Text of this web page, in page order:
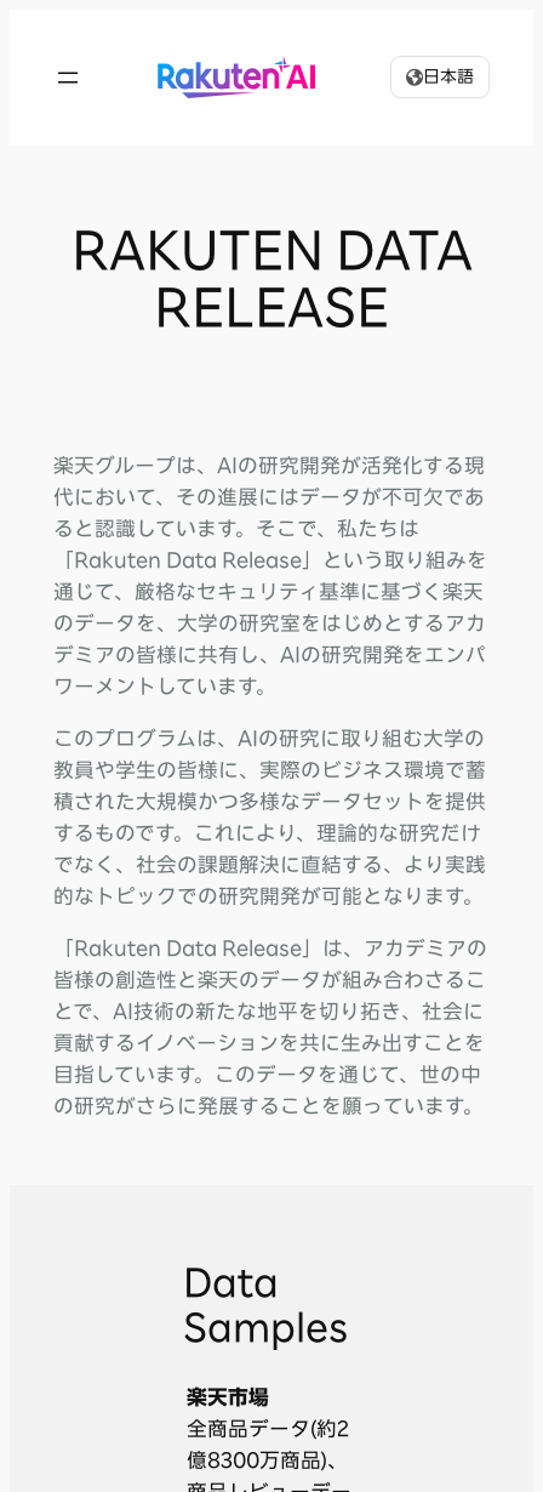
日本語
RAKUTEN DATA
RELEASE
楽天グループは、AIの研究開発が活発化する現
代において、その進展にはデータが不可欠であ
ると認識しています。そこで、私たちは
「Rakuten Data Release」という取り組みを
通じて、厳格なセキュリティ基準に基づく楽天
のデータを、大学の研究室をはじめとするアカ
デミアの皆様に共有し、AIの研究開発をエンパ
ワーメントしています。
このプログラムは、AIの研究に取り組む大学の
教員や学生の皆様に、実際のビジネス環境で蓄
積された大規模かつ多様なデータセットを提供
するものです。これにより、理論的な研究だけ
でなく、社会の課題解決に直結する、より実践
的なトピックでの研究開発が可能となります。
「Rakuten Data Release」は、アカデミアの
皆様の創造性と楽天のデータが組み合わさるこ
とで、AI技術の新たな地平を切り拓き、社会に
貢献するイノベーションを共に生み出すことを
目指しています。このデータを通じて、世の中
の研究がさらに発展することを願っています。
Data
Samples
楽天市場
全商品データ(約2
億8300万商品)、